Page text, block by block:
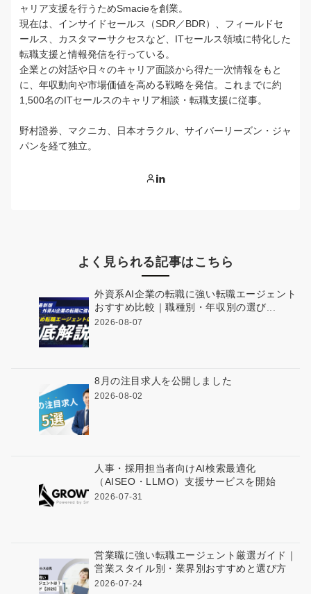
ャリア支援を行うためSmacieを創業。
現在は、インサイドセールス（SDR／BDR）、フィールドセ
ールス、カスタマーサクセスなど、ITセールス領域に特化した
転職支援と情報発信を行っている。
企業との対話や日々のキャリア面談から得た一次情報をもと
に、年収動向や市場価値を高める戦略を発信。これまでに約
1,500名のITセールスのキャリア相談・転職支援に従事。
野村證券、マクニカ、日本オラクル、サイバーリーズン・ジャ
パンを経て独立。
よく見られる記事はこちら
外資系AI企業の転職に強い転職エージェント
おすすめ比較｜職種別・年収別の選び...
2026-08-07
8月の注目求人を公開しました
2026-08-02
人事・採用担当者向けAI検索最適化
（AISEO・LLMO）支援サービスを開始
2026-07-31
営業職に強い転職エージェント厳選ガイド｜
営業スタイル別・業界別おすすめと選び方
2026-07-24